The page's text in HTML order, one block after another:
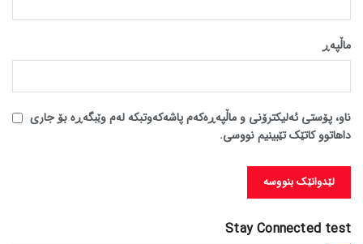
ماڵپه‌ڕ
ناو، پۆستی ئەلیکترۆنی و ماڵپەڕەکەم پاشەکەوتبکە لەم وێبگەڕە بۆ جاری
داهاتوو کاتێک تێبینیم نووسی.
Stay Connected test